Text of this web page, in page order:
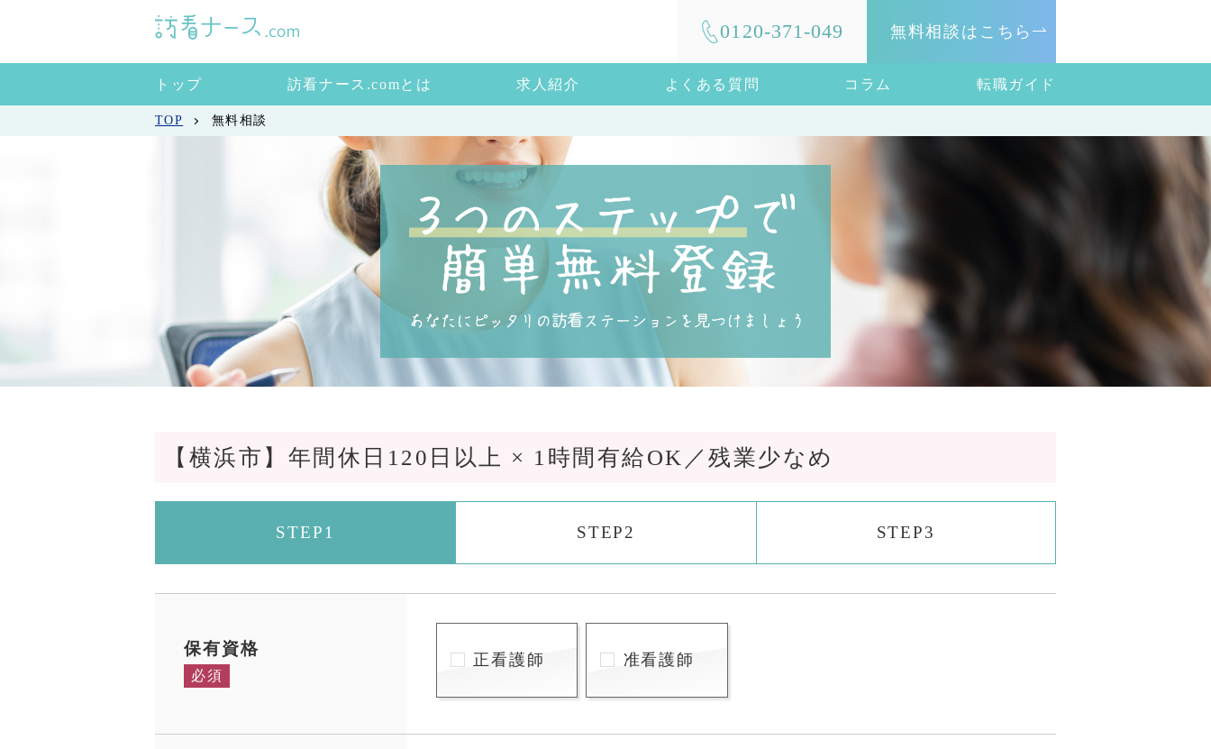
0120-371-049 無料相談はこちら
トップ 訪看ナース.comとは 求人紹介 よくある質問 コラム 転職ガイド
TOP 無料相談
【横浜市】年間休日120日以上 × 1時間有給OK／残業少なめ
STEP1 STEP2 STEP3
保有資格
必須
正看護師 准看護師